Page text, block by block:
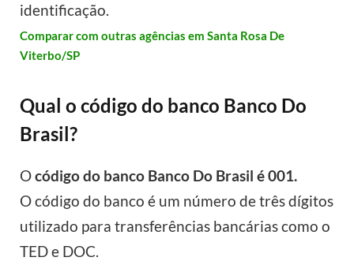
identificação.
Comparar com outras agências em Santa Rosa De
Viterbo/SP
Qual o código do banco Banco Do
Brasil?
Ocódigo do banco Banco Do Brasil é 001.
O código do banco é um número de três dígitos
utilizado para transferências bancárias como o
TED e DOC.